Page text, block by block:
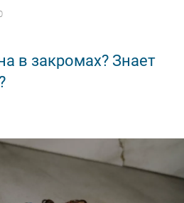
в закромах? Знает